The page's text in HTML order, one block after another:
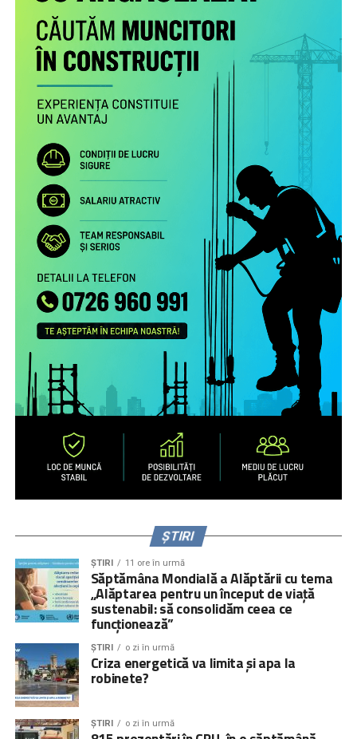
ȘTIRI
ȘTIRI 11 ore în urmă
Săptămâna Mondială a Alăptării cu tema
„Alăptarea pentru un început de viață
sustenabil: să consolidăm ceea ce
funcționează”
ȘTIRI o zi în urmă
Criza energetică va limita și apa la
robinete?
ȘTIRI o zi în urmă